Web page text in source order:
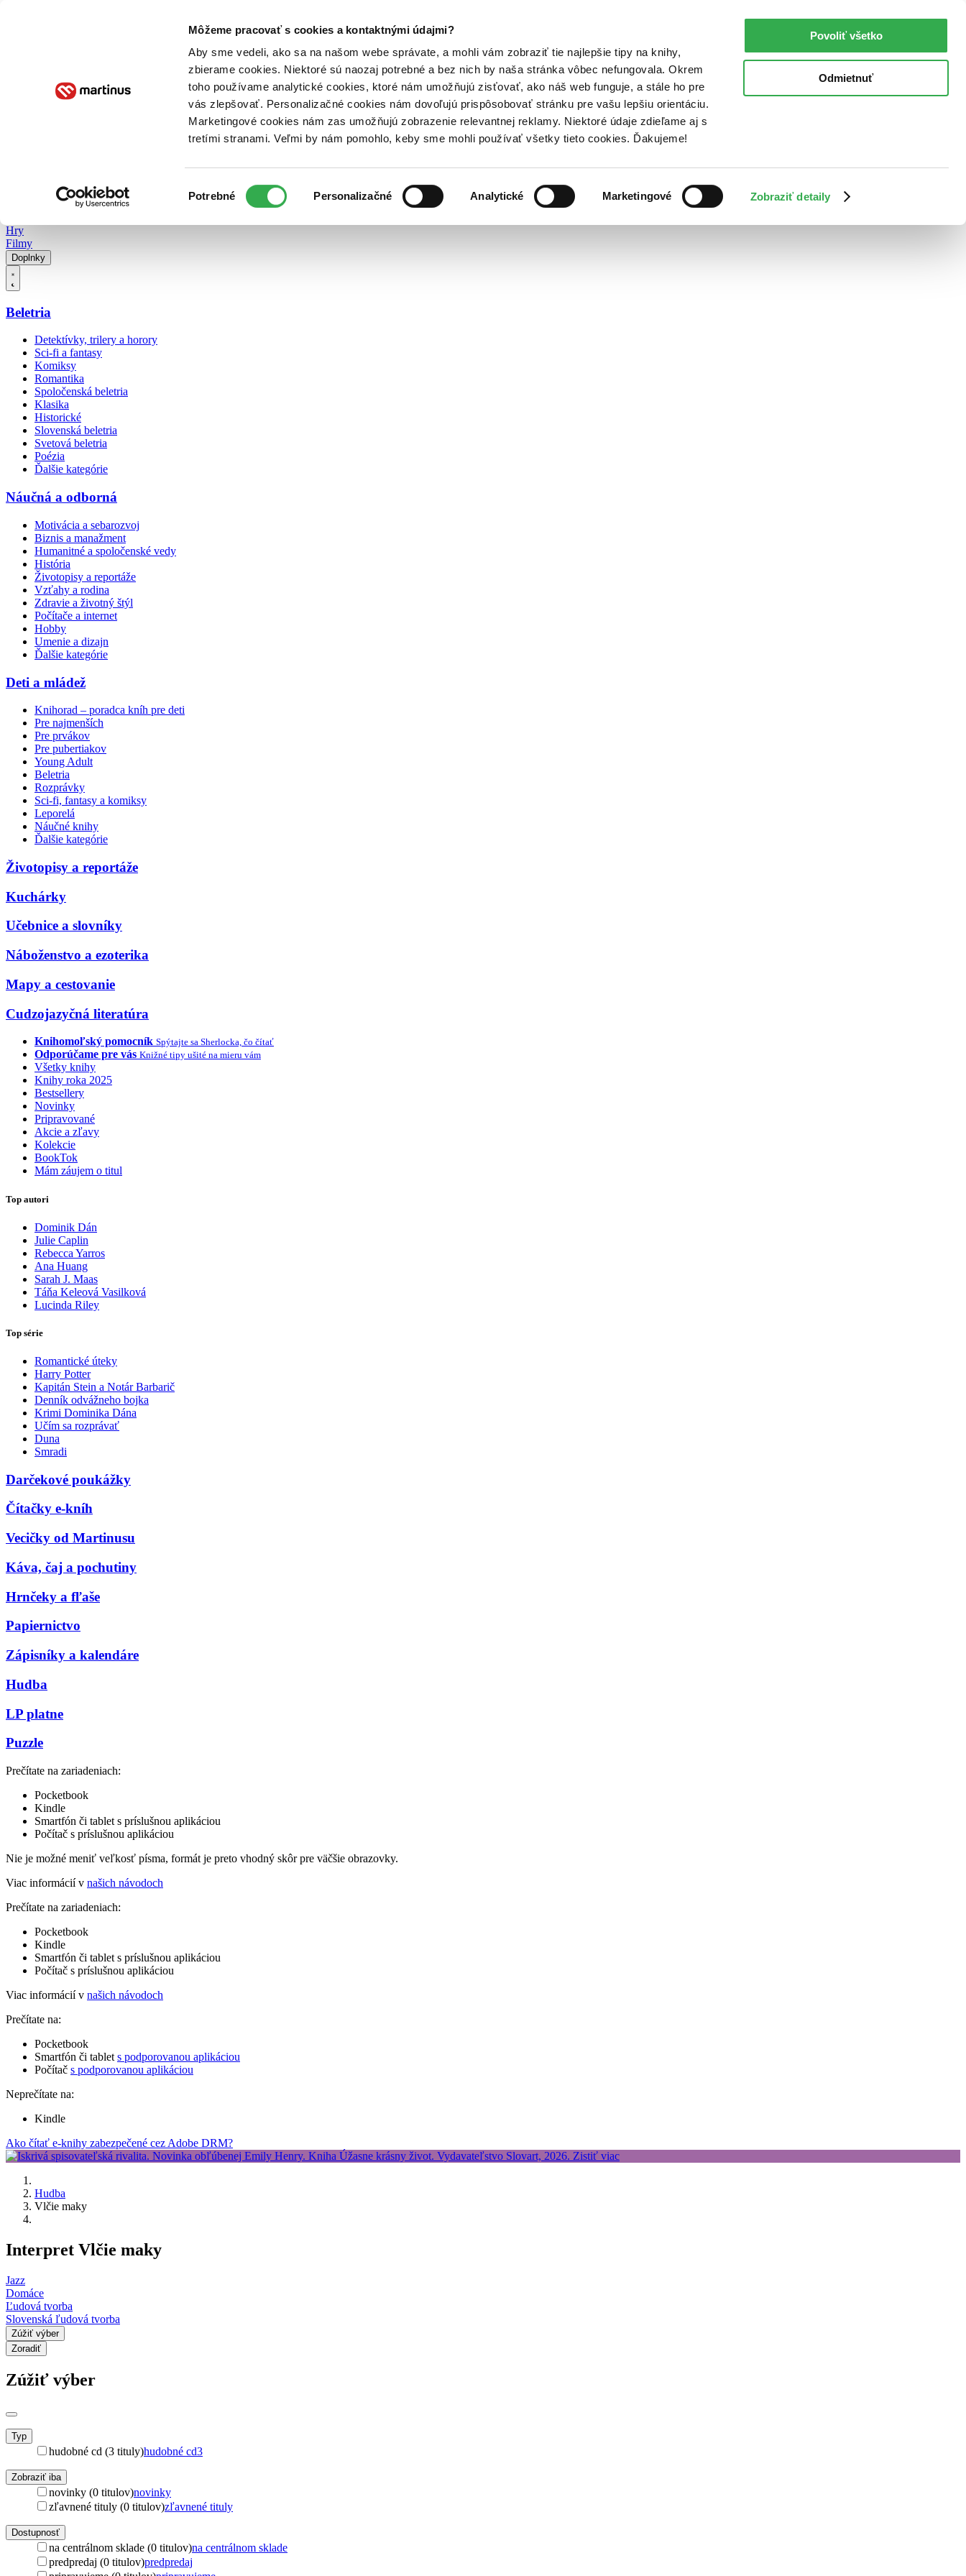
Môžeme pracovať s cookies a kontaktnými údajmi?
Aby sme vedeli, ako sa na našom webe správate, a mohli vám zobraziť tie najlepšie tipy na knihy,
zbierame cookies. Niektoré sú naozaj potrebné a bez nich by naša stránka vôbec nefungovala. Okrem
toho používame analytické cookies, ktoré nám umožňujú zisťovať, ako náš web funguje, a stále ho pre
vás zlepšovať. Personalizačné cookies nám dovoľujú prispôsobovať stránku pre vašu lepšiu orientáciu.
Marketingové cookies nám zas umožňujú zobrazenie relevantnej reklamy. Niektoré údaje zdieľame aj s
tretími stranami. Veľmi by nám pomohlo, keby sme mohli používať všetky tieto cookies. Ďakujeme!
súhlasu
Potrebné Personalizačné Analytické Marketingové Zobraziť detaily
Povoliť všetko
Odmietnuť
Poukážky Kontakt
Hry
Filmy
Doplnky
Beletria
Detektívky, trilery a horory
Sci-fi a fantasy
Komiksy
Romantika
Spoločenská beletria
Klasika
Historické
Slovenská beletria
Svetová beletria
Poézia
Ďalšie kategórie
Náučná a odborná
Motivácia a sebarozvoj
Biznis a manažment
Humanitné a spoločenské vedy
História
Životopisy a reportáže
Vzťahy a rodina
Zdravie a životný štýl
Počítače a internet
Hobby
Umenie a dizajn
Ďalšie kategórie
Deti a mládež
Knihorad – poradca kníh pre deti
Pre najmenších
Pre prvákov
Pre pubertiakov
Young Adult
Beletria
Rozprávky
Sci-fi, fantasy a komiksy
Leporelá
Náučné knihy
Ďalšie kategórie
Životopisy a reportáže
Kuchárky
Učebnice a slovníky
Náboženstvo a ezoterika
Mapy a cestovanie
Cudzojazyčná literatúra
Knihomoľský pomocník Spýtajte sa Sherlocka, čo čítať
Odporúčame pre vás Knižné tipy ušité na mieru vám
Všetky knihy
Knihy roka 2025
Bestsellery
Novinky
Pripravované
Akcie a zľavy
Kolekcie
BookTok
Mám záujem o titul
Top autori
Dominik Dán
Julie Caplin
Rebecca Yarros
Ana Huang
Sarah J. Maas
Táňa Keleová Vasilková
Lucinda Riley
Top série
Romantické úteky
Harry Potter
Kapitán Stein a Notár Barbarič
Denník odvážneho bojka
Krimi Dominika Dána
Učím sa rozprávať
Duna
Smradi
Darčekové poukážky
Čítačky e-kníh
Vecičky od Martinusu
Káva, čaj a pochutiny
Hrnčeky a fľaše
Papiernictvo
Zápisníky a kalendáre
Hudba
LP platne
Puzzle
Prečítate na zariadeniach:
Pocketbook
Kindle
Smartfón či tablet s príslušnou aplikáciou
Počítač s príslušnou aplikáciou
Nie je možné meniť veľkosť písma, formát je preto vhodný skôr pre väčšie obrazovky.
Viac informácií v našich návodoch
Prečítate na zariadeniach:
Pocketbook
Kindle
Smartfón či tablet s príslušnou aplikáciou
Počítač s príslušnou aplikáciou
Viac informácií v našich návodoch
Prečítate na:
Pocketbook
Smartfón či tablet s podporovanou aplikáciou
Počítač s podporovanou aplikáciou
Neprečítate na:
Kindle
Ako čítať e-knihy zabezpečené cez Adobe DRM?
Hudba
Vlčie maky
Interpret Vlčie maky
Jazz
Domáce
Ľudová tvorba
Slovenská ľudová tvorba
Zúžiť výber
Zoradiť
Zúžiť výber
Typ
hudobné cd (3 tituly)hudobné cd3
Zobraziť iba
novinky (0 titulov)novinky
zľavnené tituly (0 titulov)zľavnené tituly
Dostupnosť
na centrálnom sklade (0 titulov)na centrálnom sklade
predpredaj (0 titulov)predpredaj